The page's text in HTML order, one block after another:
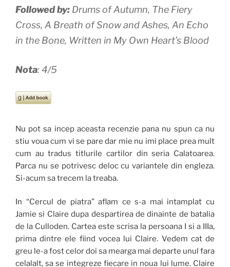
Followed by: Drums of Autumn, The Fiery
Cross, A Breath of Snow and Ashes, An Echo
in the Bone, Written in My Own Heart’s Blood
Nota: 4/5
Nu pot sa incep aceasta recenzie pana nu spun ca nu
stiu voua cum vi se pare dar mie nu imi place prea mult
cum au tradus titlurile cartilor din seria Calatoarea.
Parca nu se potrivesc deloc cu variantele din engleza.
Si-acum sa trecem la treaba.
In “Cercul de piatra” aflam ce s-a mai intamplat cu
Jamie si Claire dupa despartirea de dinainte de batalia
de la Culloden. Cartea este scrisa la persoana I si a IIIa,
prima dintre ele fiind vocea lui Claire. Vedem cat de
greu le-a fost celor doi sa mearga mai departe unul fara
celalalt, sa se integreze fiecare in noua lui lume. Claire